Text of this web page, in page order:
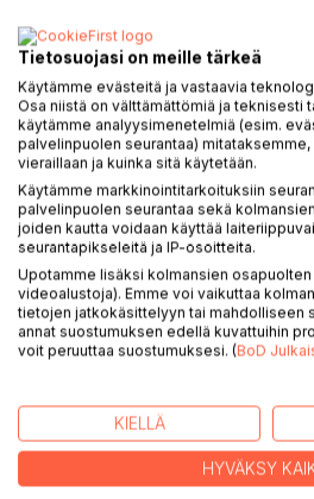
KUVAUS
Sähköinen silmä tarkkailee syvintä
haudan takaa. Vanha valo laulaa
vapauteen ja kouko nostetaan
karhu hypähtelee kevein askelin
varjoisia metsiä ja neonvalon
Runous perkaa kauheutta ja
ensimmäinen runokokoelma.
KIRJAILIJA
Tietosuojasi on meille tärkeä
Käytämme evästeitä ja vastaavia
Osa niistä on välttämättömiä ja teknisesti
käytämme analyysimenetelmiä (esim.
palvelinpuolen seurantaa)
vieraillaan ja kuinka sitä käytetään.
Käytämme markkinointitarkoituksiin
palvelinpuolen seurantaa sekä
joiden kautta voidaan käyttää
seurantapikseleitä ja IP-osoitteita.
Upotamme lisäksi kolmansien
videoalustoja). Emme voi vaikuttaa
tietojen jatkokäsittelyyn tai mahdolliseen
annat suostumuksen edellä kuvattuihin
voit peruuttaa suostumuksesi. (BoD
KIELLÄ
HYVÄKSY